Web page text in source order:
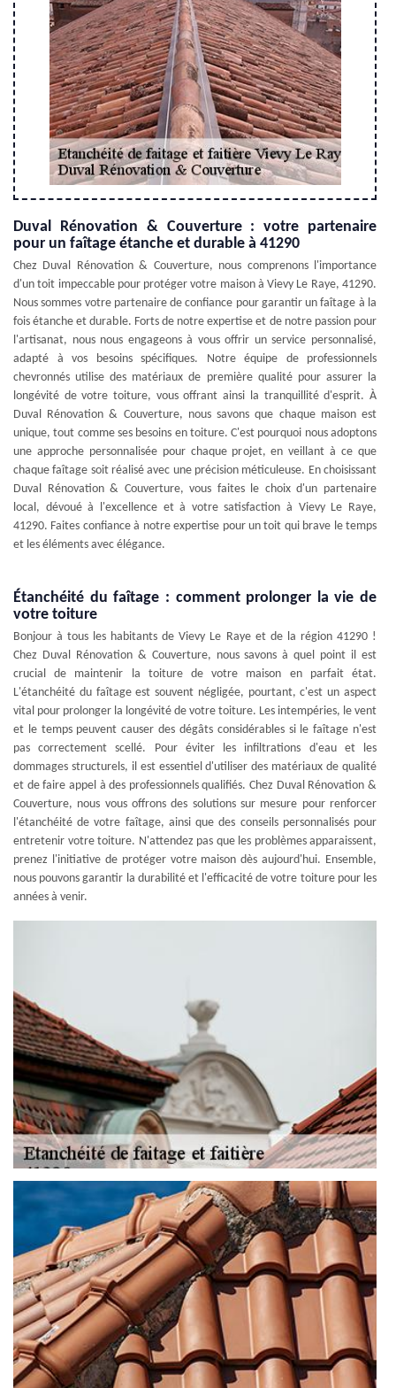
Duval Rénovation & Couverture : votre partenaire
pour un faîtage étanche et durable à 41290
Chez Duval Rénovation & Couverture, nous comprenons l'importance
d'un toit impeccable pour protéger votre maison à Vievy Le Raye, 41290.
Nous sommes votre partenaire de confiance pour garantir un faîtage à la
fois étanche et durable. Forts de notre expertise et de notre passion pour
l'artisanat, nous nous engageons à vous offrir un service personnalisé,
adapté à vos besoins spécifiques. Notre équipe de professionnels
chevronnés utilise des matériaux de première qualité pour assurer la
longévité de votre toiture, vous offrant ainsi la tranquillité d'esprit. À
Duval Rénovation & Couverture, nous savons que chaque maison est
unique, tout comme ses besoins en toiture. C'est pourquoi nous adoptons
une approche personnalisée pour chaque projet, en veillant à ce que
chaque faîtage soit réalisé avec une précision méticuleuse. En choisissant
Duval Rénovation & Couverture, vous faites le choix d'un partenaire
local, dévoué à l'excellence et à votre satisfaction à Vievy Le Raye,
41290. Faites confiance à notre expertise pour un toit qui brave le temps
et les éléments avec élégance.
Étanchéité du faîtage : comment prolonger la vie de
votre toiture
Bonjour à tous les habitants de Vievy Le Raye et de la région 41290 !
Chez Duval Rénovation & Couverture, nous savons à quel point il est
crucial de maintenir la toiture de votre maison en parfait état.
L'étanchéité du faîtage est souvent négligée, pourtant, c'est un aspect
vital pour prolonger la longévité de votre toiture. Les intempéries, le vent
et le temps peuvent causer des dégâts considérables si le faîtage n'est
pas correctement scellé. Pour éviter les infiltrations d'eau et les
dommages structurels, il est essentiel d'utiliser des matériaux de qualité
et de faire appel à des professionnels qualifiés. Chez Duval Rénovation &
Couverture, nous vous offrons des solutions sur mesure pour renforcer
l'étanchéité de votre faîtage, ainsi que des conseils personnalisés pour
entretenir votre toiture. N'attendez pas que les problèmes apparaissent,
prenez l'initiative de protéger votre maison dès aujourd'hui. Ensemble,
nous pouvons garantir la durabilité et l'efficacité de votre toiture pour les
années à venir.